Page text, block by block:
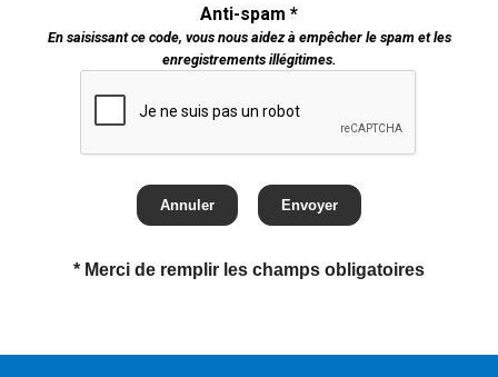
Anti-spam *
En saisissant ce code, vous nous aidez à empêcher le spam et les
enregistrements illégitimes.
* Merci de remplir les champs obligatoires